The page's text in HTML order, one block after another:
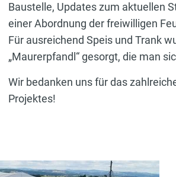
Baustelle, Updates zum aktuellen
einer Abordnung der freiwilligen
Für ausreichend Speis und Trank
„Maurerpfandl“ gesorgt, die man
Wir bedanken uns für das
Projektes!